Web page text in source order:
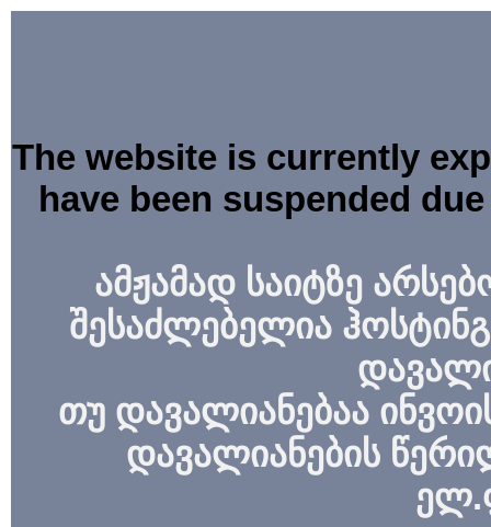
The website is currently
have been suspended
ამჟამად საიტზე
შესაძლებელია
თუ დავალიანებაა
დავალიანების